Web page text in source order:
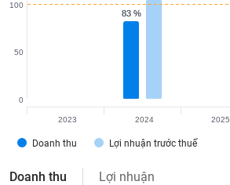
83 %
83 %
Doanh thu Lợi nhuận trước thuế
0
50
100
2023 2024 2025
Doanh thu Lợi nhuận